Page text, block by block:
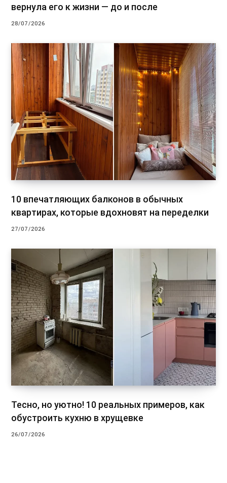
вернула его к жизни — до и после
28/07/2026
10 впечатляющих балконов в обычных
квартирах, которые вдохновят на переделки
27/07/2026
Тесно, но уютно! 10 реальных примеров, как
обустроить кухню в хрущевке
26/07/2026